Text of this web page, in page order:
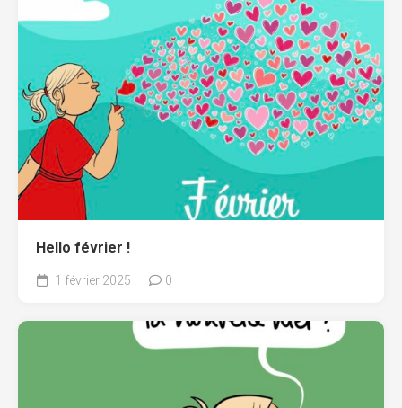
Hello février !
1 février 2025 0